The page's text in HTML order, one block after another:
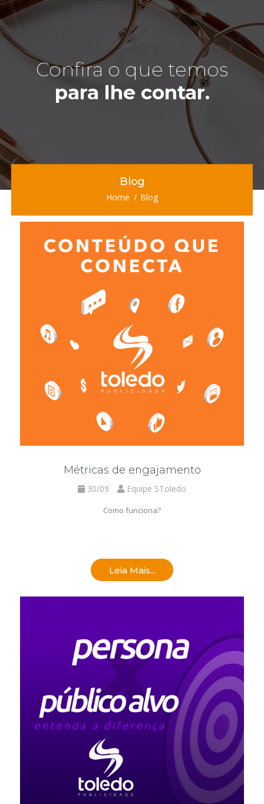
Confira o que temos
para lhe contar.
Blog
Home Blog
Métricas de engajamento
30/09 Equipe SToledo
Como funciona?
Leia Mais...